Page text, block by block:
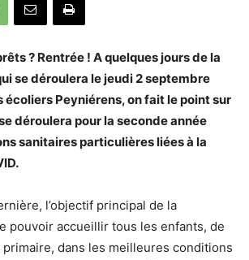
? Rentrée ! A quelques jours de la
se déroulera le jeudi 2 septembre
écoliers Peyniérens, on fait le point sur
déroulera pour la seconde année
sanitairesparticulières liées à la
l’objectif principal de la
pouvoir accueillir tous les enfants, de
primaire, dans les meilleures conditions